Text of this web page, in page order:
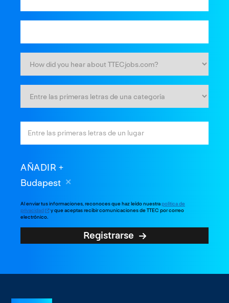
AÑADIR
Budapest
Al enviar tus informaciones, reconoces que haz leído nuestrapolítica de
privacidad
y que aceptas recibir comunicaciones de TTEC por correo
electrónico.
Registrarse